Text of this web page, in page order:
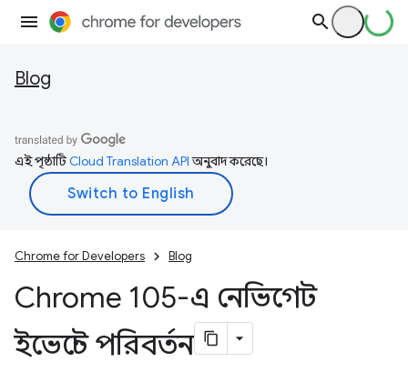
Blog
এই পৃষ্ঠাটিCloud Translation APIঅনুবাদ করেছে।
Chrome for Developers Blog
Chrome 105-এ নেভিগেট
ইভেন্টে পরিবর্তন